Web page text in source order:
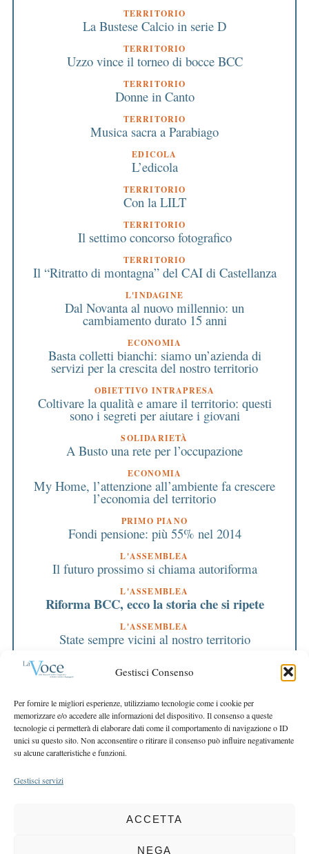
Gestisci Consenso
Per fornire le migliori esperienze, utilizziamo tecnologie come i cookie per
memorizzare e/o accedere alle informazioni del dispositivo. Il consenso a queste
tecnologie ci permetterà di elaborare dati come il comportamento di navigazione o ID
unici su questo sito. Non acconsentire o ritirare il consenso può influire negativamente
su alcune caratteristiche e funzioni.
Gestisci servizi
ACCETTA
NEGA
TERRITORIO
La Bustese Calcio in serie D
TERRITORIO
Uzzo vince il torneo di bocce BCC
TERRITORIO
Donne in Canto
TERRITORIO
Musica sacra a Parabiago
EDICOLA
L’edicola
TERRITORIO
Con la LILT
TERRITORIO
Il settimo concorso fotografico
TERRITORIO
Il “Ritratto di montagna” del CAI di Castellanza
L'INDAGINE
Dal Novanta al nuovo millennio: un
cambiamento durato 15 anni
ECONOMIA
Basta colletti bianchi: siamo un’azienda di
servizi per la crescita del nostro territorio
OBIETTIVO INTRAPRESA
Coltivare la qualità e amare il territorio: questi
sono i segreti per aiutare i giovani
SOLIDARIETÀ
A Busto una rete per l’occupazione
ECONOMIA
My Home, l’attenzione all’ambiente fa crescere
l’economia del territorio
PRIMO PIANO
Fondi pensione: più 55% nel 2014
L'ASSEMBLEA
Il futuro prossimo si chiama autoriforma
L'ASSEMBLEA
Riforma BCC, ecco la storia che si ripete
L'ASSEMBLEA
State sempre vicini al nostro territorio
Ok a CdA e bilancio: la BCC è più forte
L’orgoglio di aver fatto la nostra parte
EDITORIALE PRESIDENTE
Serve fiducia nella e per la ripresa
COPYRIGHT 2025 LA VOCE |PRIVACY
BCC DI BUSTO GAROLFO E BUGUGGIATE